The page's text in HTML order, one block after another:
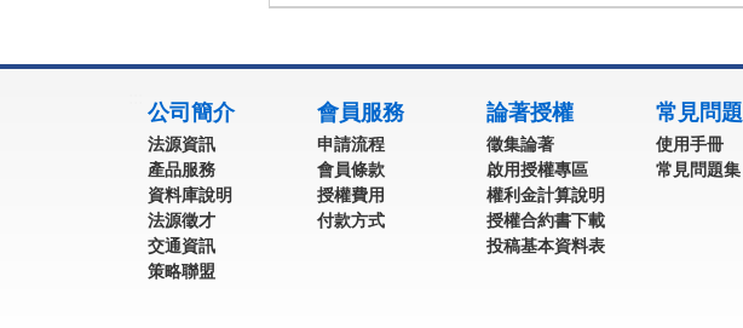
公司簡介
法源資訊
產品服務
資料庫說明
法源徵才
交通資訊
策略聯盟
會員服務
申請流程
會員條款
授權費用
付款方式
論著授權
徵集論著
啟用授權專區
權利金計算說明
授權合約書下載
投稿基本資料表
常見問題
使用手冊
常見問題集